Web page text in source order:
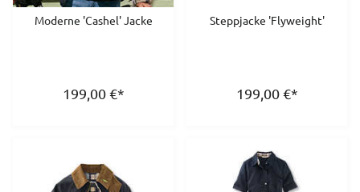
Moderne 'Cashel' Jacke
199,00€*
Steppjacke 'Flyweight'
199,00€*